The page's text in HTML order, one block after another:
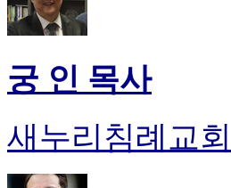
궁 인 목사
새누리침례교회